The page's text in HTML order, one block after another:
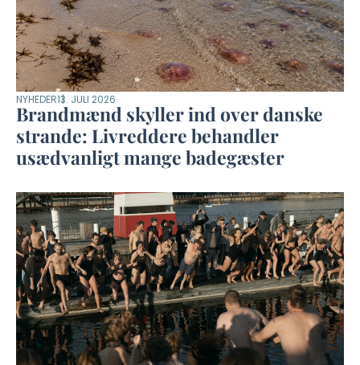
NYHEDER13. JULI 2026
Brandmænd skyller ind over danske
strande: Livreddere behandler
usædvanligt mange badegæster